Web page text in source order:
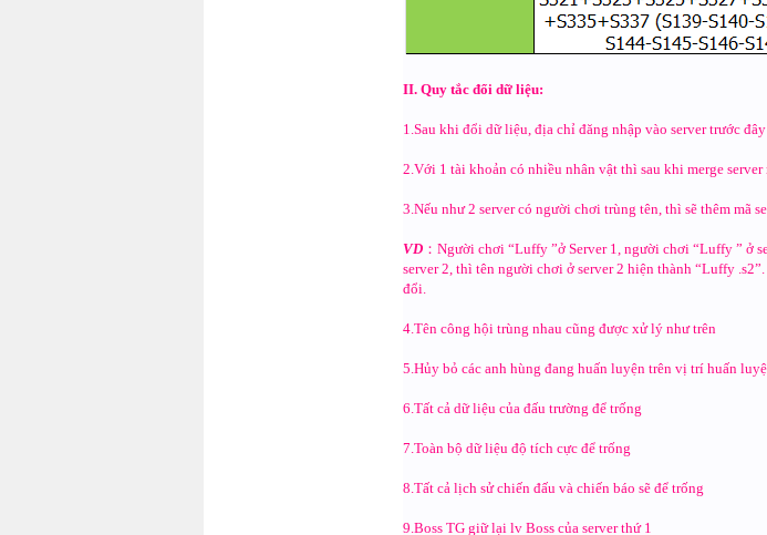
II. Quy tắc đổi dữ liệu:
1.Sau khi đổi dữ liệu, địa chỉ đăng nhập vào server trước
2.Với 1 tài khoản có nhiều nhân vật thì sau khi merge
3.Nếu như 2 server có người chơi trùng tên, thì sẽ thêm mã
VD ：Người chơi “Luffy ”ở Server 1, người chơi “Luffy ” ở
server 2, thì tên người chơi ở server 2 hiện thành “Luffy
đổi.
4.Tên công hội trùng nhau cũng được xử lý như trên
5.Hủy bỏ các anh hùng đang huấn luyện trên vị trí huấn
6.Tất cả dữ liệu của đấu trường để trống
7.Toàn bộ dữ liệu độ tích cực để trống
8.Tất cả lịch sử chiến đấu và chiến báo sẽ để trống
9.Boss TG giữ lại lv Boss của server thứ 1